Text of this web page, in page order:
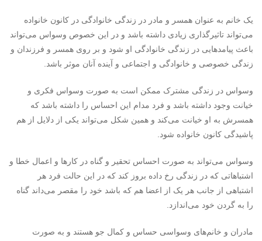
یک خانم به عنوان همسر و مادر در زندگی خانوادگی در کانون خانواده
می‌تواند تاثیرگذاری زیادی داشته باشد و در این خصوص وسواس می‌تواند
باعث پیامدهایی در زندگی خانوادگی او شود و بر روی همسر و فرزندان و
زندگی خصوصی و خانوادگی و اجتماعی و آینده آنان موثر باشد.
وسواس در زندگی مشترک ممکن است به صورت وسواس فکری و
خیانت وجود داشته باشد و فرد مدام این احساس را داشته باشد که
همسرش به او خیانت می‌کند و همین شکل می‌تواند یکی از دلایل از هم
پاشیدگی کانون خانواده شود.
وسواس می‌تواند به صورت احساس تحقیر و گناه در کارها و اعمال خطا و
اشتباهاتی که در زندگی رخ داده بروز کند که در این حالت فرد هر
اشتباهی از جانب هر یک از اعضا هم که باشد خود را مقصر می‌داند گناه
را به گردن خود می‌اندازد.
مادران و خانم‌های وسواسی حساس و کمال جو هستند و به صورت